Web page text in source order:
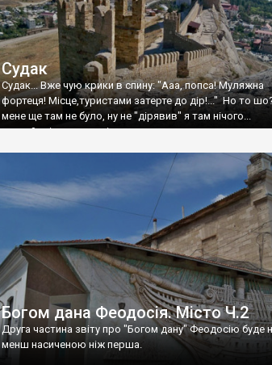
Судак
Судак... Вже чую крики в спину: "Ааа, попса! Муляжна
фортеця! Місце,туристами затерте до дір!..." Но то
мене ще там не було, ну не "дірявив" я там нічого...
принаймні до цього літа.
Богом дана Феодосія. Місто Ч.2
Друга частина звіту про "Богом дану" Феодосію буде
менш насиченою ніж перша.